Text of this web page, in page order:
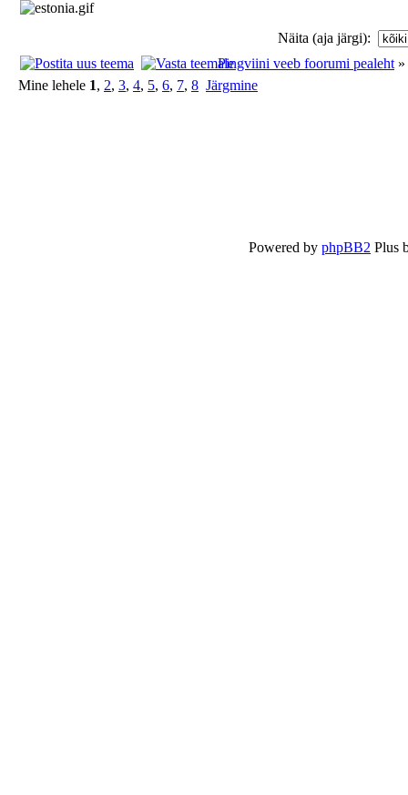
Näita (aja järgi):
Pingviini veeb foorumi pealeht »
Mine lehele 1, 2, 3, 4, 5, 6, 7, 8 Järgmine
Powered by phpBB2 Plus